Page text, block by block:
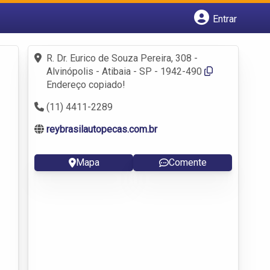
Entrar
Fazer login
Criar conta
R. Dr. Eurico de Souza Pereira, 308 -
Alvinópolis - Atibaia - SP - 1942-490
Endereço copiado!
(11) 4411-2289
reybrasilautopecas.com.br
Mapa Comente